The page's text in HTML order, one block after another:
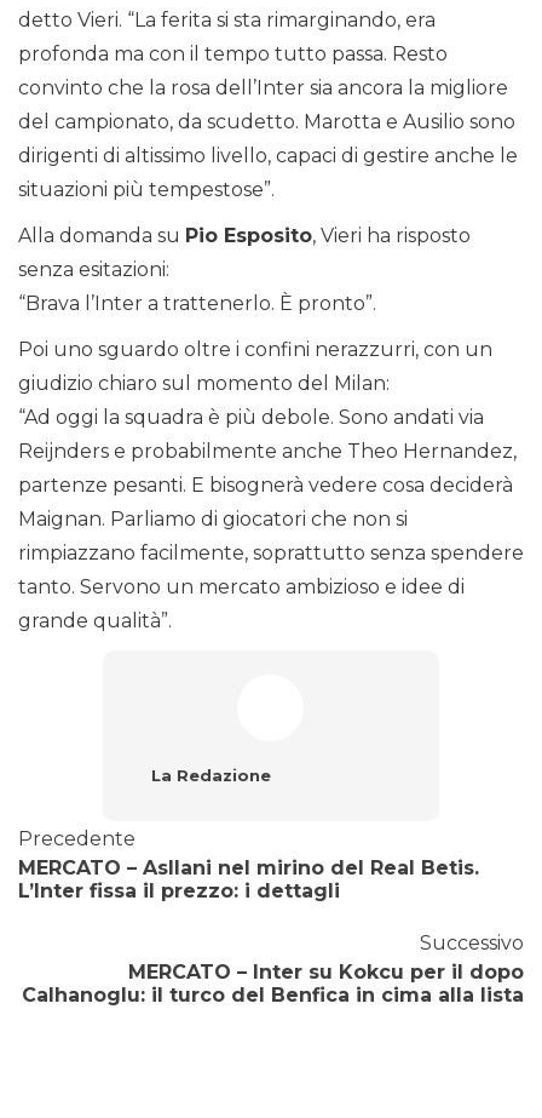
detto Vieri. “La ferita si sta rimarginando, era
profonda ma con il tempo tutto passa. Resto
convinto che la rosa dell’Inter sia ancora la migliore
del campionato, da scudetto. Marotta e Ausilio sono
dirigenti di altissimo livello, capaci di gestire anche le
situazioni più tempestose”.
Alla domanda su Pio Esposito, Vieri ha risposto
senza esitazioni:
“Brava l’Inter a trattenerlo. È pronto”.
Poi uno sguardo oltre i confini nerazzurri, con un
giudizio chiaro sul momento del Milan:
“Ad oggi la squadra è più debole. Sono andati via
Reijnders e probabilmente anche Theo Hernandez,
partenze pesanti. E bisognerà vedere cosa deciderà
Maignan. Parliamo di giocatori che non si
rimpiazzano facilmente, soprattutto senza spendere
tanto. Servono un mercato ambizioso e idee di
grande qualità”.
La Redazione
Precedente
MERCATO – Asllani nel mirino del Real Betis.
L’Inter fissa il prezzo: i dettagli
Successivo
MERCATO – Inter su Kokcu per il dopo
Calhanoglu: il turco del Benfica in cima alla lista